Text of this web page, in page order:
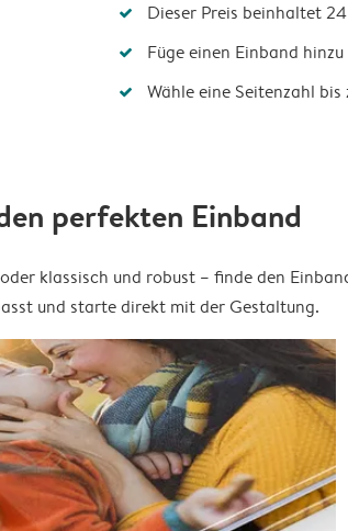
Dieser Preis beinhaltet
Füge einen Einband
Wähle eine Seitenzahl
perfekten Einband
klassisch und robust – finde den
und starte direkt mit der Gestaltung.